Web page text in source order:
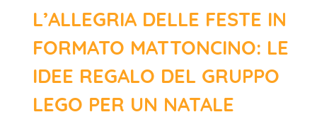
L’ALLEGRIA DELLE FESTE IN
FORMATO MATTONCINO: LE
IDEE REGALO DEL GRUPPO
LEGO PER UN NATALE